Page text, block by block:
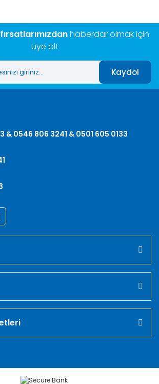
haberdar olmak için
üye ol!
Kaydol
& 0546 806 3241 & 0501 605 0133